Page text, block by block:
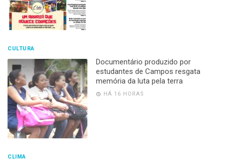
CULTURA
Documentário produzido por
estudantes de Campos resgata
memória da luta pela terra
HÁ 16 HORAS
CLIMA